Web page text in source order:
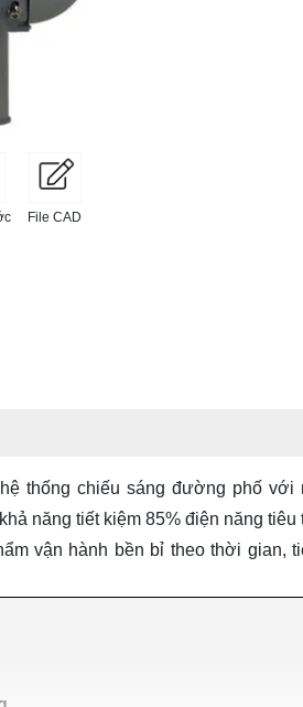
File CAD
thống chiếu sáng đường phố với
năng tiết kiệm 85% điện năng
vận hành bền bỉ theo thời gian,